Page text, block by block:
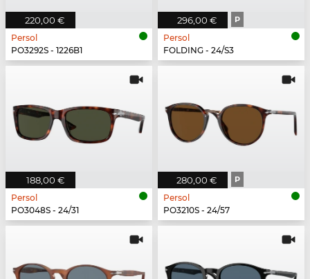
220,00 €
Persol
PO3292S - 1226B1
296,00 € P
Persol
FOLDING - 24/S3
188,00 €
Persol
PO3048S - 24/31
280,00 € P
Persol
PO3210S - 24/57